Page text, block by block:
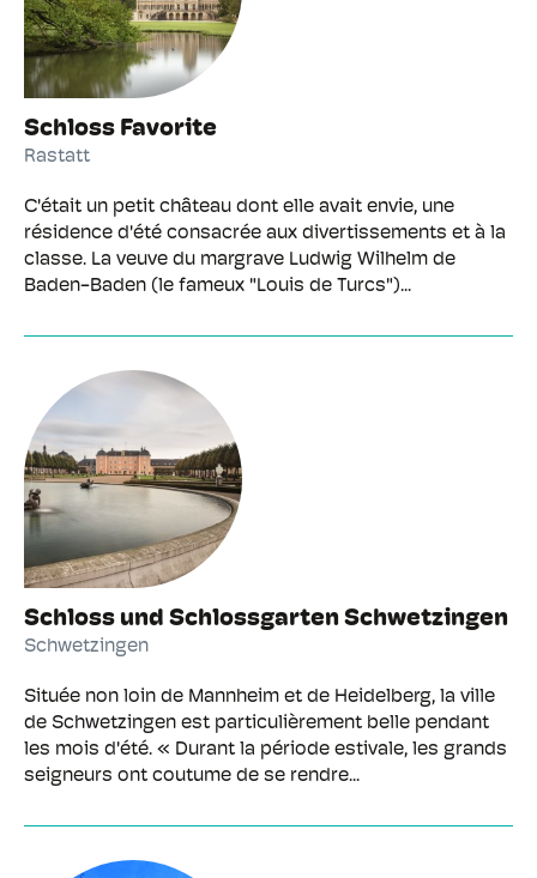
Schloss Favorite
Rastatt
C'était un petit château dont elle avait envie, une
résidence d'été consacrée aux divertissements et à la
classe. La veuve du margrave Ludwig Wilhelm de
Baden-Baden (le fameux "Louis de Turcs")...
Schloss und Schlossgarten Schwetzingen
Schwetzingen
Située non loin de Mannheim et de Heidelberg, la ville
de Schwetzingen est particulièrement belle pendant
les mois d'été. « Durant la période estivale, les grands
seigneurs ont coutume de se rendre...